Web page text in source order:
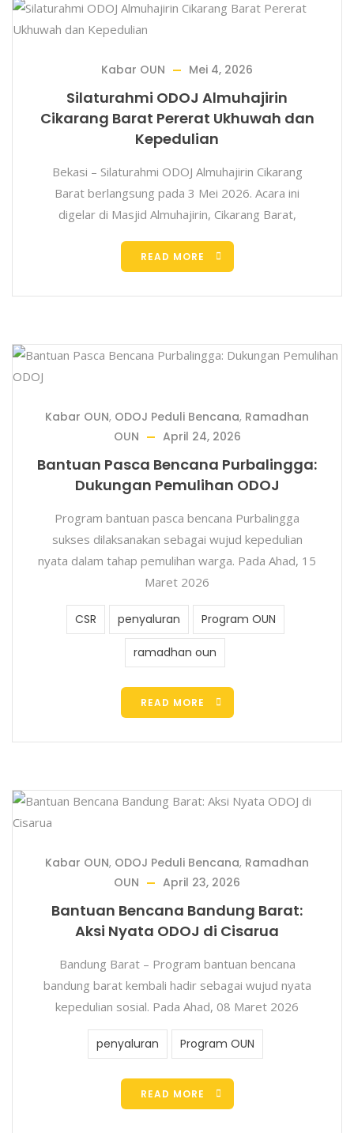
Kabar OUN Mei 4, 2026
Silaturahmi ODOJ Almuhajirin
Cikarang Barat Pererat Ukhuwah dan
Kepedulian
Bekasi – Silaturahmi ODOJ Almuhajirin Cikarang
Barat berlangsung pada 3 Mei 2026. Acara ini
digelar di Masjid Almuhajirin, Cikarang Barat,
READ MORE
Kabar OUN, ODOJ Peduli Bencana, Ramadhan
OUN
April 24, 2026
Bantuan Pasca Bencana Purbalingga:
Dukungan Pemulihan ODOJ
Program bantuan pasca bencana Purbalingga
sukses dilaksanakan sebagai wujud kepedulian
nyata dalam tahap pemulihan warga. Pada Ahad, 15
Maret 2026
CSR penyaluran Program OUN
ramadhan oun
READ MORE
Kabar OUN, ODOJ Peduli Bencana, Ramadhan
OUN
April 23, 2026
Bantuan Bencana Bandung Barat:
Aksi Nyata ODOJ di Cisarua
Bandung Barat – Program bantuan bencana
bandung barat kembali hadir sebagai wujud nyata
kepedulian sosial. Pada Ahad, 08 Maret 2026
penyaluran Program OUN
READ MORE